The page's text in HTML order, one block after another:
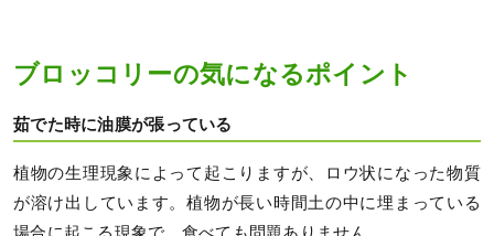
ブロッコリーの気になるポイント
茹でた時に油膜が張っている
植物の生理現象によって起こりますが、ロウ状になった物質
が溶け出しています。植物が長い時間土の中に埋まっている